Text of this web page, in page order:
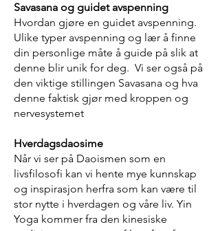
Savasana og guidet avspenning
Hvordan gjøre en guidet avspenning.
Ulike typer avspenning og lær å finne
din personlige måte å guide på slik at
denne blir unik for deg. Vi ser også på
den viktige stillingen Savasana og hva
denne faktisk gjør med kroppen og
nervesystemet
Hverdagsdaosime
Når vi ser på Daoismen som en
livsfilosofi kan vi hente mye kunnskap
og inspirasjon herfra som kan være til
stor nytte i hverdagen og våre liv. Yin
Yoga kommer fra den kinesiske